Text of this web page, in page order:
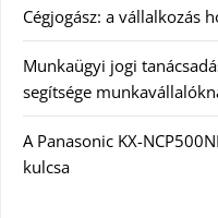
Cégjogász: a vállalkozás
Munkaügyi jogi
segítsége
A Panasonic KX-
kulcsa